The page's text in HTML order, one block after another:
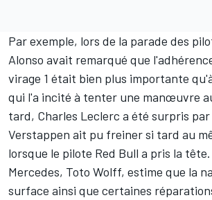
Par exemple, lors de la parade des
Alonso avait remarqué que
virage 1 était bien plus importante
qui l'a incité à tenter une manœuvre
tard, Charles Leclerc a été surpris
Verstappen ait pu freiner si tard au
lorsque le pilote Red Bull a pris la
Mercedes, Toto Wolff, estime que la
surface ainsi que certaines